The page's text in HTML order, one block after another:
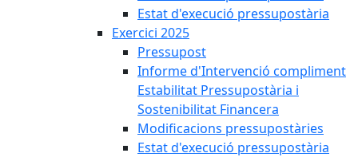
Estat d'execució pressupostària
Exercici 2025
Pressupost
Informe d'Intervenció compliment
Estabilitat Pressupostària i
Sostenibilitat Financera
Modificacions pressupostàries
Estat d'execució pressupostària